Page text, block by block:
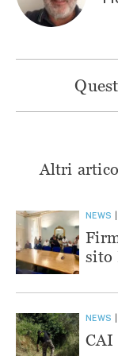
Altri
NEWS
sito
NEWS
CAI